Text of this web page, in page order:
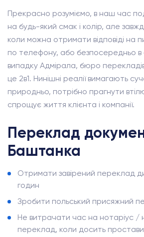
Прекрасно розуміємо, в наш час
на будь-який смак і колір, але
коли можна отримати відповіді на
по телефону, або безпосередньо в
випадку Адмірала, бюро
це 2в1. Нинішні реалії вимагають
природньо, потрібно прагнути
спрощує життя клієнта і компанії.
Переклад
Баштанка
Отримати завірений переклад
годин
Зробити польський присяжний
Не витрачати час на нотаріус /
переклад, коли досить